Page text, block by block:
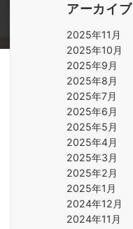
アーカイブ
2025年11月
2025年10月
2025年9月
2025年8月
2025年7月
2025年6月
2025年5月
2025年4月
2025年3月
2025年2月
2025年1月
2024年12月
2024年11月